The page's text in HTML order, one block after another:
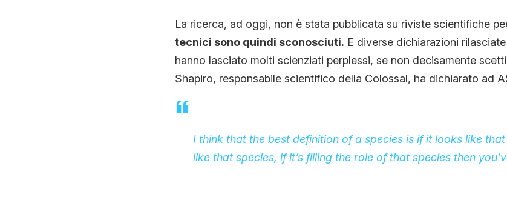
La ricerca, ad oggi, non è stata pubblicata su riviste scientifiche
tecnici sono quindi sconosciuti. E diverse dichiarazioni
hanno lasciato molti scienziati perplessi, se non decisamente
Shapiro, responsabile scientifico della Colossal, ha dichiarato ad
I think that the best definition of a species is if it looks like
like that species, if it’s filling the role of that species then